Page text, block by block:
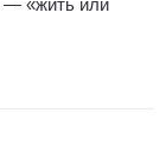
— «жить или